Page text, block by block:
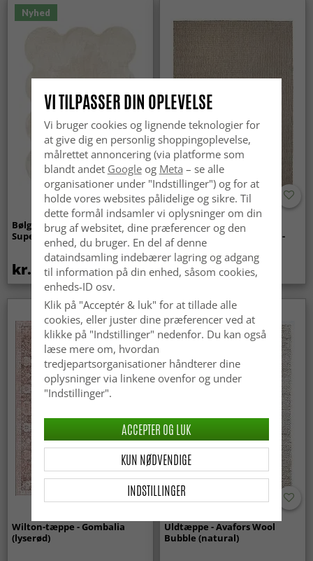
Nyhed
Bølget ryatæppe - Aranga
Super Soft Fur (beige)
kr.369
Tæpper til
indendørs/udendørs brug -
Arlo (beige)
kr.439
Wilton-tæppe - Gombalia
(lyserød)
Uldtæppe - Avafors Wool
Bubble (natural)
VI TILPASSER DIN OPLEVELSE
Vi bruger cookies og lignende teknologier for
at give dig en personlig shoppingoplevelse,
målrettet annoncering (via platforme som
blandt andet Googleog Meta – se alle
organisationer under "Indstillinger") og for at
holde vores websites pålidelige og sikre. Til
dette formål indsamler vi oplysninger om din
brug af websitet, dine præferencer og den
enhed, du bruger. En del af denne
dataindsamling indebærer lagring og adgang
til information på din enhed, såsom cookies,
enheds-ID osv.
Klik på "Acceptér & luk" for at tillade alle
cookies, eller juster dine præferencer ved at
klikke på "Indstillinger" nedenfor. Du kan også
læse mere om, hvordan
tredjepartsorganisationer håndterer dine
oplysninger via linkene ovenfor og under
"Indstillinger".
INDSTILLINGER
KUN NØDVENDIGE
ACCEPTER OG LUK